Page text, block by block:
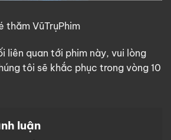
thăm VũTrụPhim
liên quan tới phim này, vui lòng
tôi sẽ khắc phục trong vòng 10
luận